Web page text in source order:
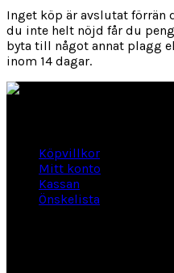
Inget köp är avslutat förrän
du inte helt nöjd får du
byta till något annat plagg
inom 14 dagar.
Köpvillkor
Mitt konto
Kassan
Önskelista